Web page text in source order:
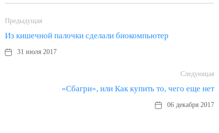
Предыдущая
Из кишечной палочки сделали биокомпьютер
31 июля 2017
Следующая
«Сбагри», или Как купить то, чего еще нет
06 декабря 2017